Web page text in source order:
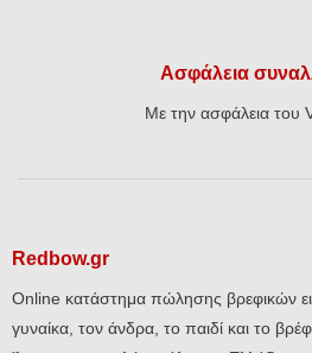
Ασφάλεια
Με την ασφάλεια του
Redbow.gr
Online κατάστημα πώλησης βρεφικών
γυναίκα, τον άνδρα, το παιδί και το